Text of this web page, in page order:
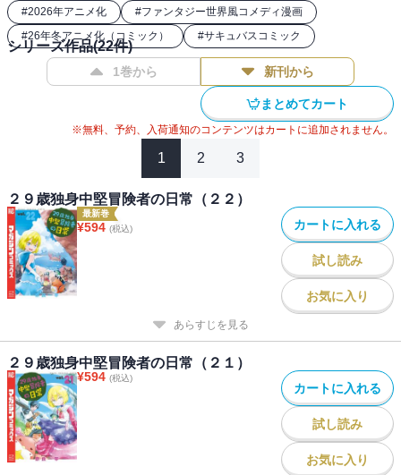
#2026年アニメ化 #ファンタジー世界風コメディ漫画
#26年冬アニメ化（コミック） #サキュバスコミック
シリーズ作品(22件)
1巻から 新刊から
まとめてカート
※無料、予約、入荷通知のコンテンツはカートに追加されません。
1 2 3
２９歳独身中堅冒険者の日常（２２）
最新巻
¥594 (税込) カートに入れる
試し読み
お気に入り
あらすじを見る
２９歳独身中堅冒険者の日常（２１）
¥594 (税込)
カートに入れる
試し読み
お気に入り